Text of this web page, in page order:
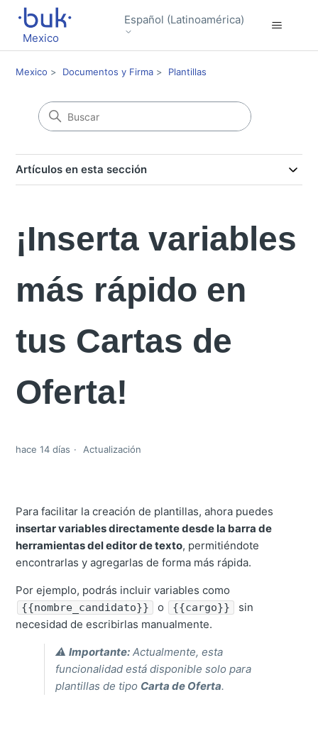
Mexico
Español (Latinoamérica)
Mexico Documentos y Firma Plantillas
Artículos en esta sección
¡Inserta variables
más rápido en
tus Cartas de
Oferta!
hace 14 días Actualización
Para facilitar la creación de plantillas, ahora puedes
insertar variables directamente desde la barra de
herramientas del editor de texto, permitiéndote
encontrarlas y agregarlas de forma más rápida.
Por ejemplo, podrás incluir variables como
{{nombre_candidato}} o {{cargo}}
sin
necesidad de escribirlas manualmente.
⚠️Importante: Actualmente, esta
funcionalidad está disponible solo para
plantillas de tipo Carta de Oferta.